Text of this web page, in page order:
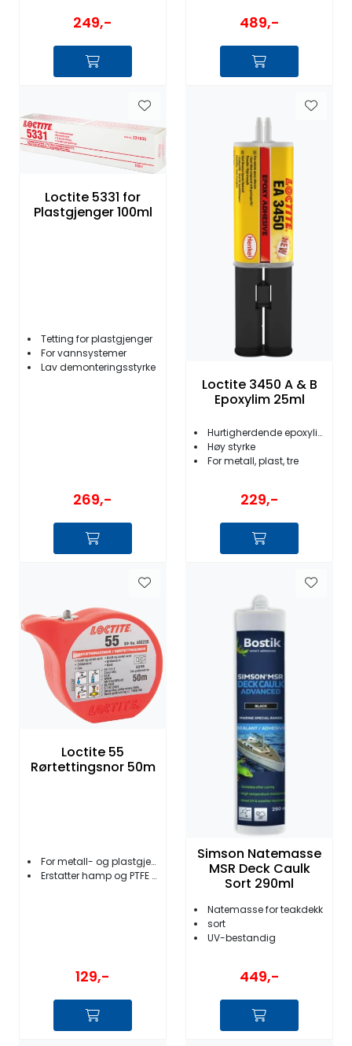
249,- 489,-
Loctite 5331 for
Plastgjenger 100ml
Tetting for plastgjenger
For vannsystemer
Lav demonteringsstyrke
269,-
Loctite 3450 A & B
Epoxylim 25ml
Hurtigherdende epoxylim
Høy styrke
For metall, plast, tre
229,-
Loctite 55
Rørtettingsnor 50m
For metall- og plastgjenger
Erstatter hamp og PTFE tape
129,-
Simson Natemasse
MSR Deck Caulk
Sort 290ml
Natemasse for teakdekk
sort
UV-bestandig
449,-